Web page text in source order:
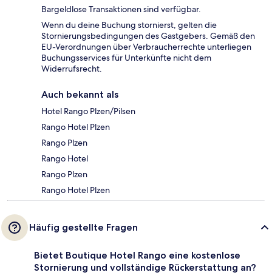
Bargeldlose Transaktionen sind verfügbar.
Wenn du deine Buchung stornierst, gelten die
Stornierungsbedingungen des Gastgebers. Gemäß den
EU-Verordnungen über Verbraucherrechte unterliegen
Buchungsservices für Unterkünfte nicht dem
Widerrufsrecht.
Auch bekannt als
Hotel Rango Plzen/Pilsen
Rango Hotel Plzen
Rango Plzen
Rango Hotel
Rango Plzen
Rango Hotel Plzen
Häufig gestellte Fragen
Bietet Boutique Hotel Rango eine kostenlose
Stornierung und vollständige Rückerstattung an?